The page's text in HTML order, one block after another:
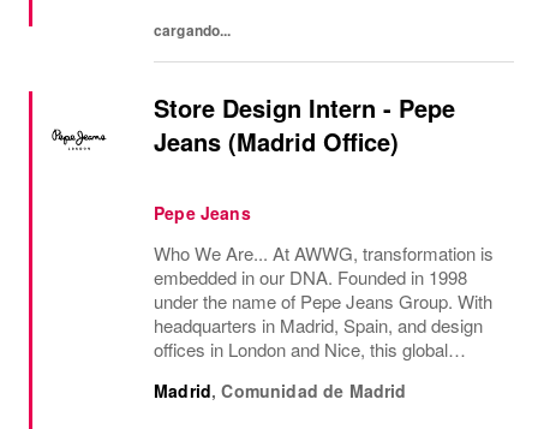
cargando...
Store Design Intern - Pepe
Jeans (Madrid Office)
Pepe Jeans
Who We Are... At AWWG, transformation is
embedded in our DNA. Founded in 1998
under the name of Pepe Jeans Group. With
headquarters in Madrid, Spain, and design
offices in London and Nice, this global
Pepe Jeans London, Hackett, and
Madrid,Comunidad de Madrid